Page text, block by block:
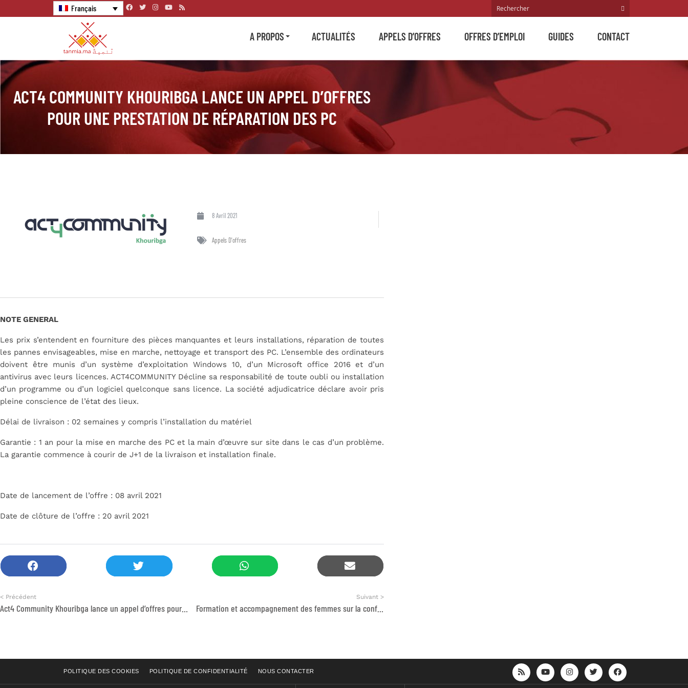
Français
A PROPOS ACTUALITÉS APPELS D’OFFRES OFFRES D’EMPLOI GUIDES CONTACT
ACT4 COMMUNITY KHOURIBGA LANCE UN APPEL D’OFFRES
POUR UNE PRESTATION DE RÉPARATION DES PC
8 Avril 2021
Appels D'offres
NOTE GENERAL
Les prix s’entendent en fourniture des pièces manquantes et leurs installations, réparation de toutes
les pannes envisageables, mise en marche, nettoyage et transport des PC. L’ensemble des ordinateurs
doivent être munis d’un système d’exploitation Windows 10, d’un Microsoft office 2016 et d’un
antivirus avec leurs licences. ACT4COMMUNITY Décline sa responsabilité de toute oubli ou installation
d’un programme ou d’un logiciel quelconque sans licence. La société adjudicatrice déclare avoir pris
pleine conscience de l’état des lieux.
Délai de livraison : 02 semaines y compris l’installation du matériel
Garantie : 1 an pour la mise en marche des PC et la main d’œuvre sur site dans le cas d’un problème.
La garantie commence à courir de J+1 de la livraison et installation finale.
Date de lancement de l’offre : 08 avril 2021
Date de clôture de l’offre : 20 avril 2021
< Précédent
Act4 Community Khouribga lance un appel d’offres pour une prestation de réparation des PC
Suivant >
Formation et accompagnement des femmes sur la confection de produits artisanaux diversifiés réalisés avec la laine « Siroua »
POLITIQUE DES COOKIES POLITIQUE DE CONFIDENTIALITÉ NOUS CONTACTER